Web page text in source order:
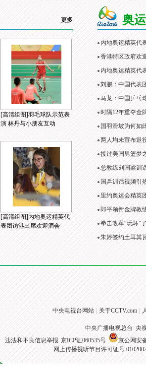
更多
[高清组图]羽毛球队示范表
演 林丹与小朋友互动
[高清组图]内地奥运精英代
表团访港出席欢迎酒会
奥
内地奥运精英代
香港特区政府欢
内地奥运精英代
刘鹏：中国代表
马龙：中国乒乓
时隔12年重夺金
国羽滑坡为何如
两人均未宣布退
接过美国男篮梦
总教练刘国梁训
国乒训话视频引
里约奥运会精英
郎平领衔金牌教
拳击改革“玩坏”
朱婷签约土耳其
中央电视台网站 关于CCTV.com
中央广播电视总台 央
违法和不良信息举报 京ICP证060535号
京公网安
网上传播视听节目许可证号